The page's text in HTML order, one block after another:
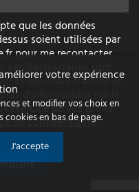
que les données
soient utilisées par
pour me recontacter
Les destinataires sont
et son sous-traitant en
d'informations sur le
de vos droits,
de confidentialité.
votre expérience
et modifier vos choix en
en bas de page.
J'accepte